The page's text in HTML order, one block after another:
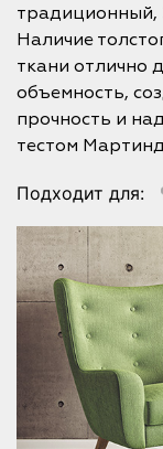
традиционный,
Наличие
ткани отлично
объемность,
прочность и
тестом
Подходит для: